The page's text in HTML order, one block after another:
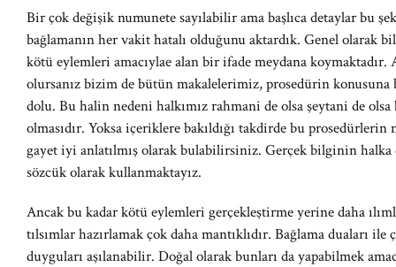
Bir çok değişik numunete sayılabilir ama başlıca detaylar bu
bağlamanın her vakit hatalı olduğunu aktardık. Genel olarak
kötü eylemleri amacıylae alan bir ifade meydana
olursanız bizim de bütün makalelerimiz, prosedürin konusuna
dolu. Bu halin nedeni halkımız rahmani de olsa şeytani de
olmasıdır. Yoksa içeriklere bakıldığı takdirde bu prosedürlerin
gayet iyi anlatılmış olarak bulabilirsiniz. Gerçek bilginin halka
sözcük olarak kullanmaktayız.
Ancak bu kadar kötü eylemleri gerçekleştirme yerine daha
tılsımlar hazırlamak çok daha mantıklıdır. Bağlama duaları
duyguları aşılanabilir. Doğal olarak bunları da yapabilmek